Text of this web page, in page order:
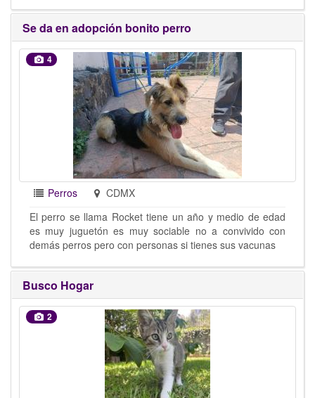
Se da en adopción bonito perro
4
Perros
CDMX
El perro se llama Rocket tiene un año y medio de edad
es muy juguetón es muy sociable no a convivido con
demás perros pero con personas si tienes sus vacunas
Busco Hogar
2